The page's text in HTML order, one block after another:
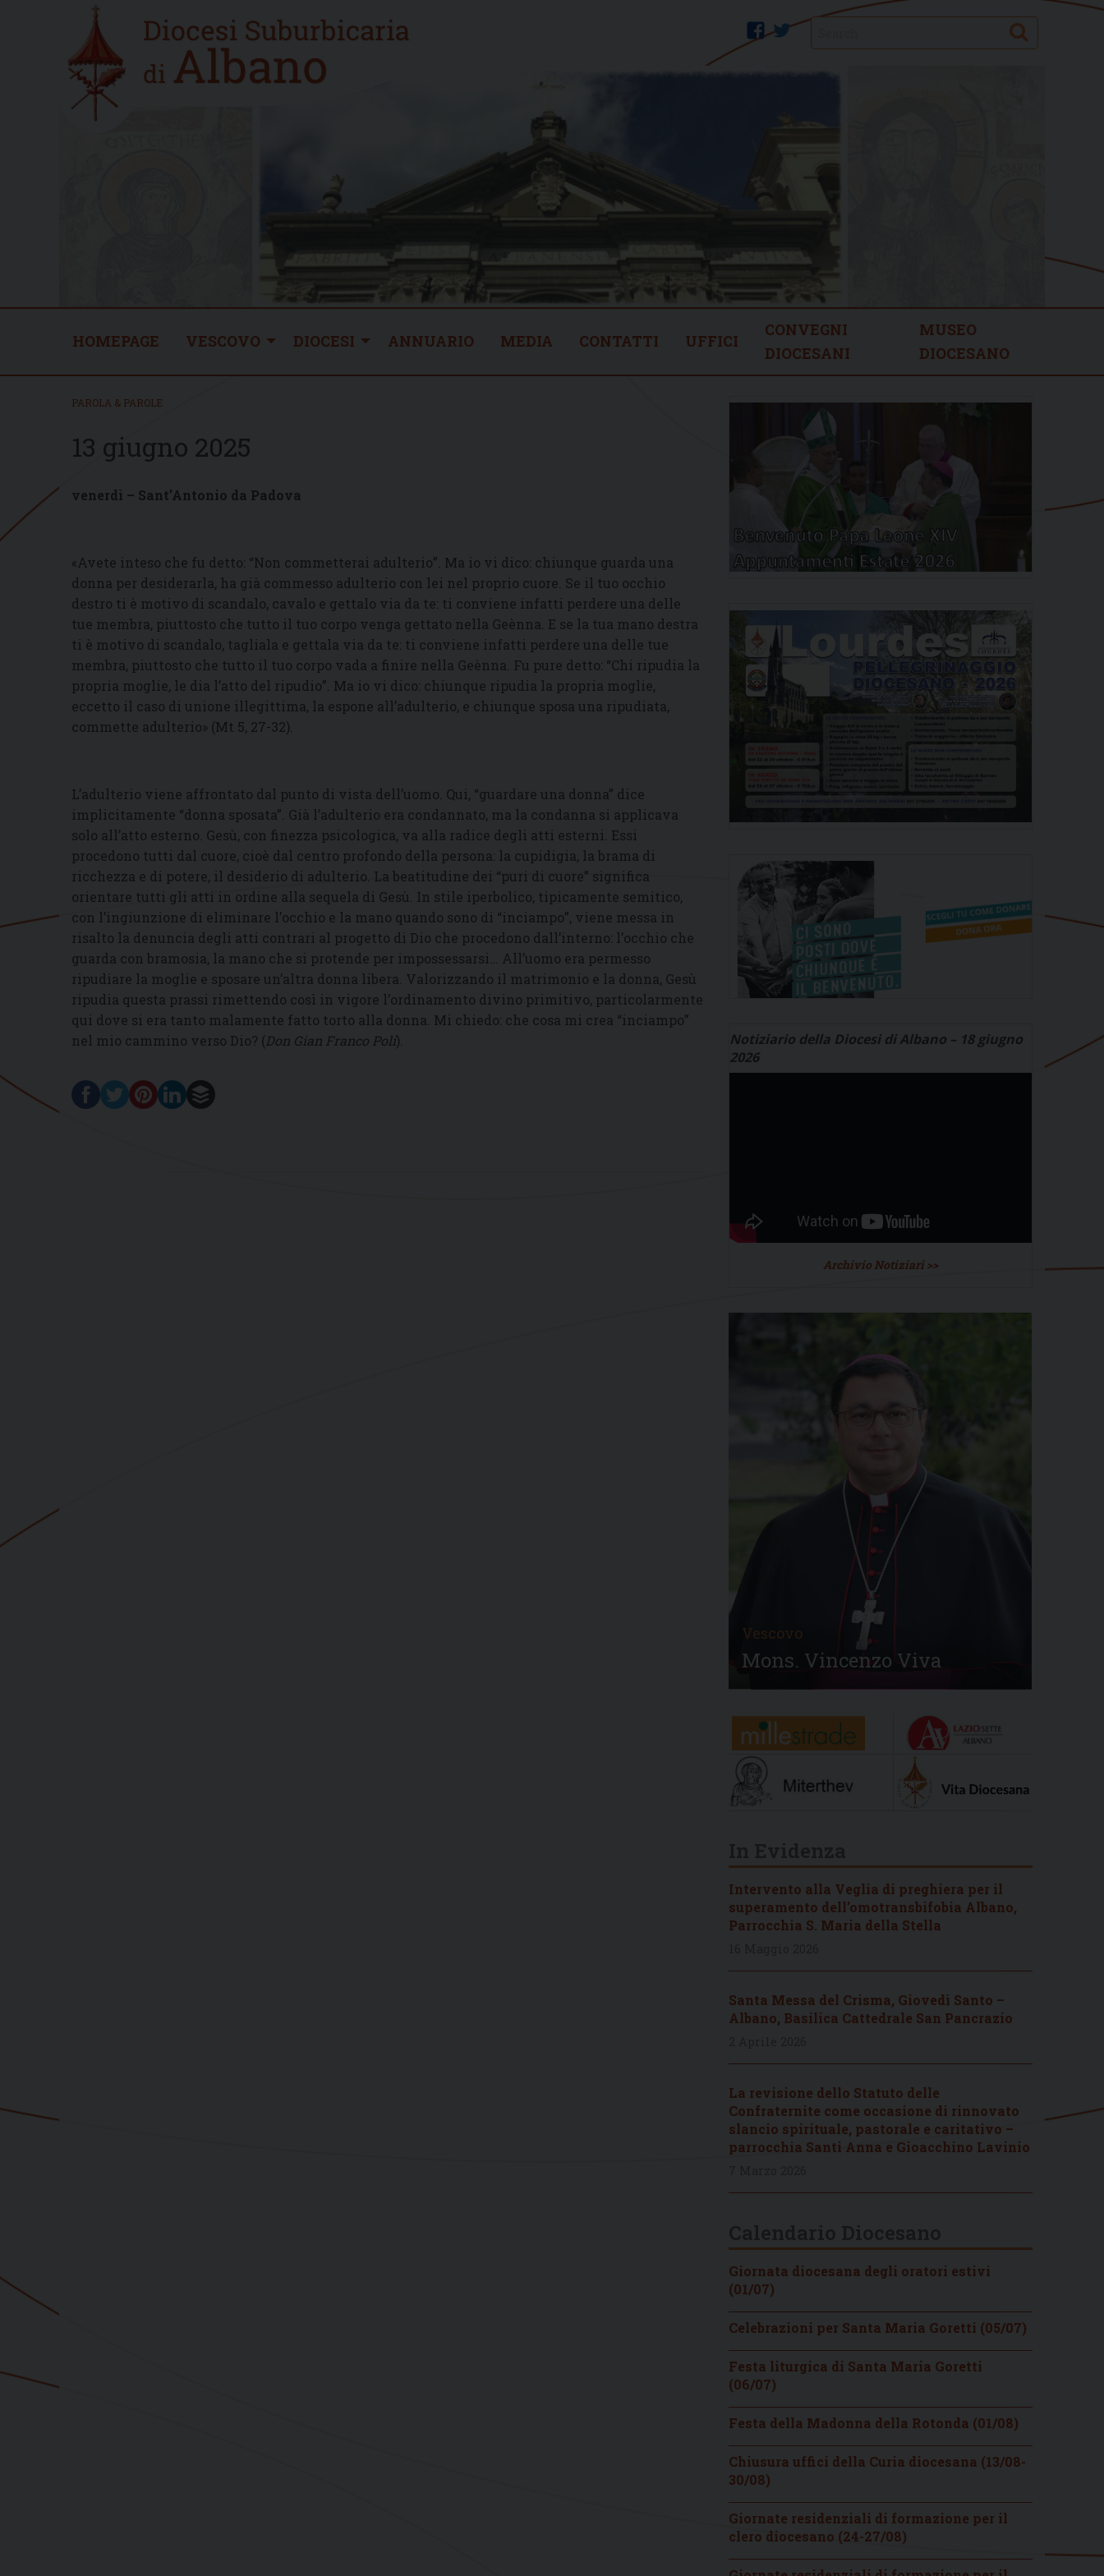
Home
new
twitter
facebook Search
HOMEPAGE VESCOVO DIOCESI ANNUARIO MEDIA CONTATTI UFFICI
CONVEGNI
DIOCESANI
MUSEO
DIOCESANO
PAROLA & PAROLE
13 giugno 2025
venerdì – Sant’Antonio da Padova
«Avete inteso che fu detto: “Non commetterai adulterio”. Ma io vi dico: chiunque guarda una
donna per desiderarla, ha già commesso adulterio con lei nel proprio cuore. Se il tuo occhio
destro ti è motivo di scandalo, cavalo e gettalo via da te: ti conviene infatti perdere una delle
tue membra, piuttosto che tutto il tuo corpo venga gettato nella Geènna. E se la tua mano destra
ti è motivo di scandalo, tagliala e gettala via da te: ti conviene infatti perdere una delle tue
membra, piuttosto che tutto il tuo corpo vada a finire nella Geènna. Fu pure detto: “Chi ripudia la
propria moglie, le dia l’atto del ripudio”. Ma io vi dico: chiunque ripudia la propria moglie,
eccetto il caso di unione illegittima, la espone all’adulterio, e chiunque sposa una ripudiata,
commette adulterio» (Mt 5, 27-32).
L’adulterio viene affrontato dal punto di vista dell’uomo. Qui, “guardare una donna” dice
implicitamente “donna sposata”. Già l’adulterio era condannato, ma la condanna si applicava
solo all’atto esterno. Gesù, con finezza psicologica, va alla radice degli atti esterni. Essi
procedono tutti dal cuore, cioè dal centro profondo della persona: la cupidigia, la brama di
ricchezza e di potere, il desiderio di adulterio. La beatitudine dei “puri di cuore” significa
orientare tutti gli atti in ordine alla sequela di Gesù. In stile iperbolico, tipicamente semitico,
con l’ingiunzione di eliminare l’occhio e la mano quando sono di “inciampo”, viene messa in
risalto la denuncia degli atti contrari al progetto di Dio che procedono dall’interno: l’occhio che
guarda con bramosia, la mano che si protende per impossessarsi… All’uomo era permesso
ripudiare la moglie e sposare un’altra donna libera. Valorizzando il matrimonio e la donna, Gesù
ripudia questa prassi rimettendo così in vigore l’ordinamento divino primitivo, particolarmente
qui dove si era tanto malamente fatto torto alla donna. Mi chiedo: che cosa mi crea “inciampo”
nel mio cammino verso Dio? (Don Gian Franco Poli).
Notiziario della Diocesi di Albano – 18 giugno
2026
Archivio Notiziari >>
Vescovo
Mons. Vincenzo Viva
Intervento alla Veglia di preghiera per il
superamento dell’omotransbifobia Albano,
Parrocchia S. Maria della Stella
Santa Messa del Crisma, Giovedì Santo –
Albano, Basilica Cattedrale San Pancrazio
La revisione dello Statuto delle
Confraternite come occasione di rinnovato
slancio spirituale, pastorale e caritativo –
parrocchia Santi Anna e Gioacchino Lavinio
Giornata diocesana degli oratori estivi
(01/07)
Celebrazioni per Santa Maria Goretti (05/07)
Festa liturgica di Santa Maria Goretti
(06/07)
Festa della Madonna della Rotonda (01/08)
Chiusura uffici della Curia diocesana (13/08-
30/08)
Giornate residenziali di formazione per il
clero diocesano (24-27/08)